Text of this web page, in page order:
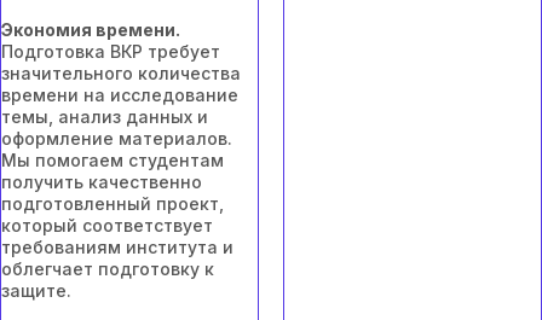
Экономия времени.
Подготовка ВКР требует
значительного количества
времени на исследование
темы, анализ данных и
оформление материалов.
Мы помогаем студентам
получить качественно
подготовленный проект,
который соответствует
требованиям института и
облегчает подготовку к
защите.